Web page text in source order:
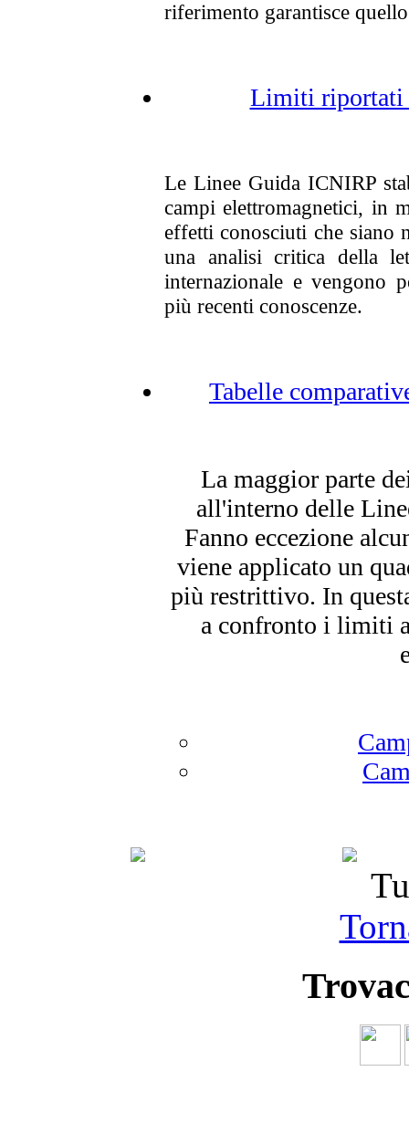
riferimento garantisce
Limiti riportati
Le Linee Guida ICNIRP
campi elettromagnetici, in
effetti conosciuti che siano
una analisi critica della
internazionale e vengono
più recenti conoscenze.
Tabelle
La maggior parte
all'interno delle
Fanno eccezione
viene applicato un
più restrittivo. In
a confronto i limiti